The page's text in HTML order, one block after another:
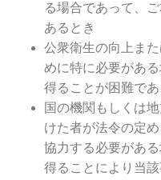
る場合であって、
あるとき
公衆衛生の向上ま
めに特に必要があ
得ることが困難であ
国の機関もしくは
けた者が法令の定
協力する必要があ
得ることにより当